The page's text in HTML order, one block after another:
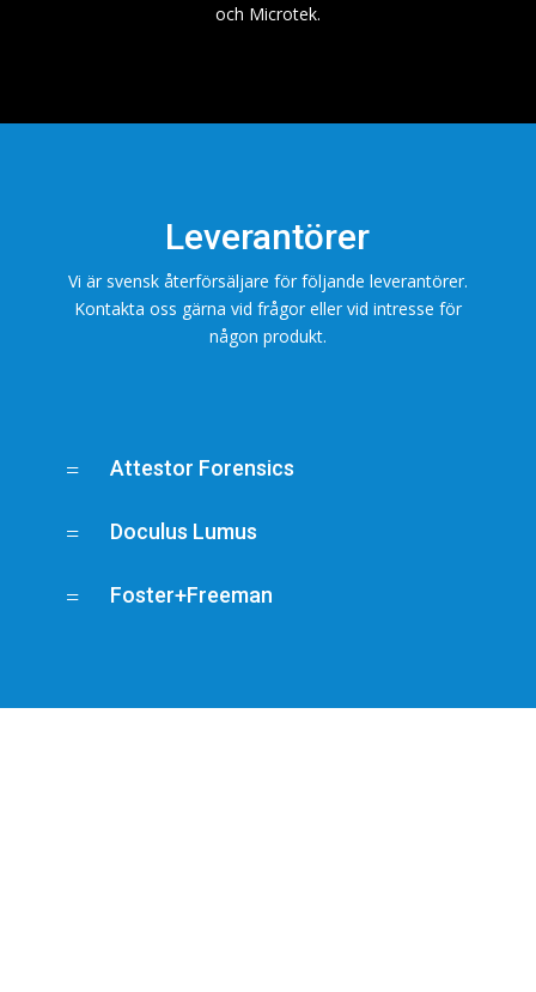
och Microtek.
Leverantörer
Vi är svensk återförsäljare för följande leverantörer.
Kontakta oss gärna vid frågor eller vid intresse för
någon produkt.
= Attestor Forensics
= Doculus Lumus
= Foster+Freeman